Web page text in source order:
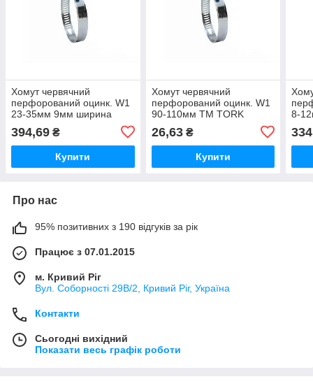
Хомут червячний
перфорований оцинк. W1
23-35мм 9мм ширина
394,69 ₴
Купити
Хомут червячний
перфорований оцинк. W1
90-110мм ТМ TORK
26,63₴
Купити
8-
Про нас
95% позитивних з 190 відгуків за рік
Працює з 07.01.2015
м. Кривий Ріг
Вул. Соборності 29В/2, Кривий Ріг, Україна
Контакти
Сьогодні вихідний
Показати весь графік роботи